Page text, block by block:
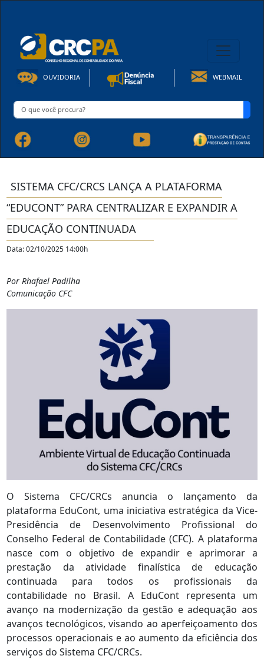
OUVIDORIA WEBMAIL
SISTEMA CFC/CRCS LANÇA A PLATAFORMA
“EDUCONT” PARA CENTRALIZAR E EXPANDIR A
EDUCAÇÃO CONTINUADA
Data: 02/10/2025 14:00h
Por Rhafael Padilha
Comunicação CFC
O Sistema CFC/CRCs anuncia o lançamento da
plataforma EduCont, uma iniciativa estratégica da Vice-
Presidência de Desenvolvimento Profissional do
Conselho Federal de Contabilidade (CFC). A plataforma
nasce com o objetivo de expandir e aprimorar a
prestação da atividade finalística de educação
continuada para todos os profissionais da
contabilidade no Brasil. A EduCont representa um
avanço na modernização da gestão e adequação aos
avanços tecnológicos, visando ao aperfeiçoamento dos
processos operacionais e ao aumento da eficiência dos
serviços do Sistema CFC/CRCs.